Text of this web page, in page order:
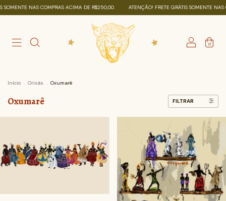
NAS COMPRAS ACIMA DE R$250,00. ATENÇÃO! FRETE GRÁTIS SOMENTE NAS
0
Início . Orixás . Oxumarê
Oxumarê FILTRAR